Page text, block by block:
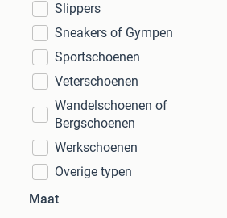
Slippers
Sneakers of Gympen
Sportschoenen
Veterschoenen
Wandelschoenen of
Bergschoenen
Werkschoenen
Overige typen
Maat